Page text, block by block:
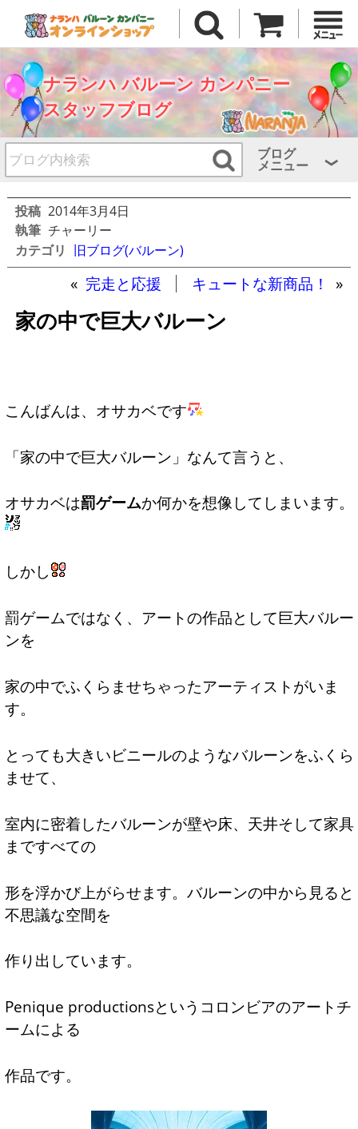
ナランハ バルーン カンパニー
スタッフブログ
ブログ
メニュー
投稿 2014年3月4日
執筆 チャーリー
カテゴリ 旧ブログ(バルーン)
« 完走と応援 キュートな新商品！ »
家の中で巨大バルーン
こんばんは、オサカベです
「家の中で巨大バルーン」なんて言うと、
オサカベは罰ゲームか何かを想像してしまいます。
しかし
罰ゲームではなく、アートの作品として巨大バルー
ンを
家の中でふくらませちゃったアーティストがいま
す。
とっても大きいビニールのようなバルーンをふくら
ませて、
室内に密着したバルーンが壁や床、天井そして家具
まですべての
形を浮かび上がらせます。バルーンの中から見ると
不思議な空間を
作り出しています。
Penique productionsというコロンビアのアートチ
ームによる
作品です。